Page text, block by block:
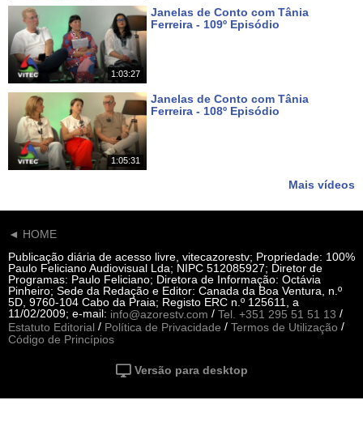
1:03:27
Janelas de Conto com Tânia
Ferreira - 109º Episódio
1:05:31
Janelas de Conto com Tânia
Ferreira - 108º Episódio
Mais vídeos
◄ HOME
Publicação diária de acesso livre, vitecazorestv; Propriedade: 100%
Paulo Feliciano Audiovisual Lda; NIPC 512085927; Diretor de
Programas: Paulo Feliciano; Diretora de Informação: Octávia
Pinheiro; Sede da Redação e Editor: Canada da Boa Ventura, n.º
5D, 9760-104 Cabo da Praia; Registo ERC n.º 125611, a
11/02/2009; e-mail: info@azorestv.com / Tel. +351 295 51 51 13 /
Estatuto Editorial / Política de Privacidade / Termos de Utilização /
Código de Princípios
Versão para desktop